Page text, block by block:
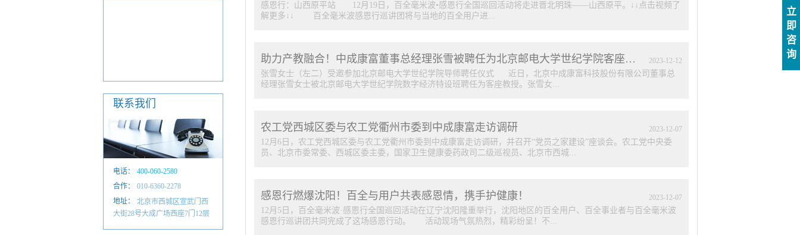
联系我们
电话：
400-060-2580
010-6601 4884
合作：
010-6360-2278
地址：
北京市西城区宣武门西
大街28号大成广场西座7门12层
感恩行：山西原平站 12月19日，百全毫米波•感恩行全国巡回活动将走进晋北明珠——山西原平。↓↓点击视频了
解更多↓↓ 百全毫米波感恩行巡讲团将与当地的百全用户进...
的奉献者。活动看点多多~✔百全毫米波感恩行巡讲团精彩分享✔现场荣誉表彰✔节目表演&惊喜福利✔参与活动每
人得200毫米粒儿......更多精彩，等您来现场哦~❤❤❤ 关于“感恩行全国巡回活动” 关于“感恩行全国巡回活动” 关
于“感恩行全国巡回活动” 为赞美伟大祖国，进一步推广毫米波疗法，我们特将今年10月-12月定为“百全毫米波·
全国感恩季”。在感恩季期间，我们已在全国各地开展了多场百全毫米波·感恩行全国巡回活动。 这是一次“同频
我！ ...
助力产教融合！中成康富董事总经理张雪被聘任为北京邮电大学世纪学院客座教授
张雪女士（左二）受邀参加北京邮电大学世纪学院导师聘任仪式 近日，北京中成康富科技股份有限公司董事总
经理张雪女士被北京邮电大学世纪学院数字经济特设班聘任为客座教授。张雪女...
北京中成康富科技股份有限公司（以下简称“中成康富”）是国内专业从事毫米波医用设备研制、开发、生产和经营
的数字化高科技股份制企业。近年来，在张雪女士的带领下，中成康富积极探索“家用医疗器械智能化”道路，坚持
自主研发创新，打造物联网云服务“毫米+”APP平台，首次将物联网医疗技术、大数据云计算技术、互联网技术应用
于毫米波治疗设备，用数据驱动产品和服务全面升级。如今，中成康富已全面进入医疗器械数字信息化的新发展阶
企业间的优质资源整合，不断深化产学研合作，促进科研成果转化，推动企业创新发展。 ...
2023-12-12
农工党西城区委与农工党衢州市委到中成康富走访调研
12月6日，农工党西城区委与农工党衢州市委到中成康富走访调研，并召开“党员之家建设”座谈会。农工党中央委
员、北京市委常委、西城区委主委，国家卫生健康委药政司二级巡视员、北京市西城...
光，以及农工党西城区委专职副主委吴晶晶，农工党西城区委秘书长穆瑞华等农工党西城区委干部、委员，农工党
衢州市委会专职副主委江建明等农工党衢州市委有关部门负责人参加调研。“党员之家建设”座谈会 座谈会上，
戚畅介绍了农工党西城区委组织建设工作、党员情况，以及“党员之家”创建情况，中成康富支部介绍了支部重点工
作；杨晓光介绍了农工党衢州市委有关工作情况、组织建设工作。两地党员还围绕“党员之家建设”进行了交流发
2023-12-07
感恩行燃爆沈阳！百全与用户共表感恩情，携手护健康！
12月5日，百全毫米波·感恩行全国巡回活动在辽宁沈阳隆重举行，沈阳地区的百全用户、百全事业者与百全毫米波
感恩行巡讲团共同完成了这场感恩行动。 活动现场气氛热烈，精彩纷呈！不...
2023-12-07
立
即
咨
询